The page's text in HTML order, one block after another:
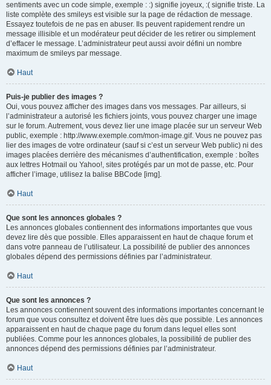
sentiments avec un code simple, exemple : :) signifie joyeux, :( signifie triste. La
liste complète des smileys est visible sur la page de rédaction de message.
Essayez toutefois de ne pas en abuser. Ils peuvent rapidement rendre un
message illisible et un modérateur peut décider de les retirer ou simplement
d’effacer le message. L’administrateur peut aussi avoir défini un nombre
maximum de smileys par message.
Haut
Puis-je publier des images ?
Oui, vous pouvez afficher des images dans vos messages. Par ailleurs, si
l’administrateur a autorisé les fichiers joints, vous pouvez charger une image
sur le forum. Autrement, vous devez lier une image placée sur un serveur Web
public, exemple : http://www.exemple.com/mon-image.gif. Vous ne pouvez pas
lier des images de votre ordinateur (sauf si c’est un serveur Web public) ni des
images placées derrière des mécanismes d’authentification, exemple : boîtes
aux lettres Hotmail ou Yahoo!, sites protégés par un mot de passe, etc. Pour
afficher l’image, utilisez la balise BBCode [img].
Haut
Que sont les annonces globales ?
Les annonces globales contiennent des informations importantes que vous
devez lire dès que possible. Elles apparaissent en haut de chaque forum et
dans votre panneau de l’utilisateur. La possibilité de publier des annonces
globales dépend des permissions définies par l’administrateur.
Haut
Que sont les annonces ?
Les annonces contiennent souvent des informations importantes concernant le
forum que vous consultez et doivent être lues dès que possible. Les annonces
apparaissent en haut de chaque page du forum dans lequel elles sont
publiées. Comme pour les annonces globales, la possibilité de publier des
annonces dépend des permissions définies par l’administrateur.
Haut